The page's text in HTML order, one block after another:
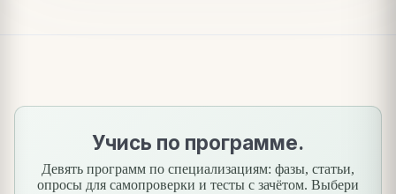
Учись по программе.
Девять программ по специализациям: фазы, статьи,
опросы для самопроверки и тесты с зачётом. Выбери